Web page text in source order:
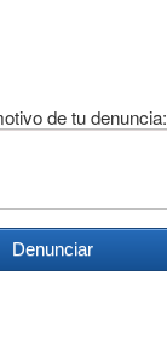
de tu denuncia: